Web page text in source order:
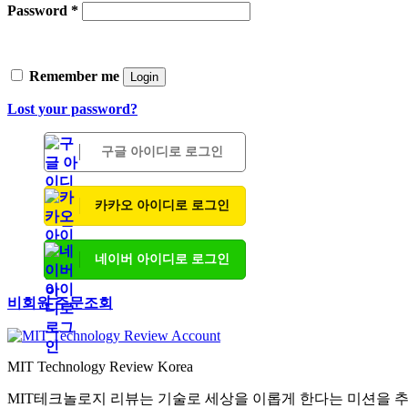
Password *
Remember me Login
Lost your password?
구글 아이디로 로그인
카카오 아이디로 로그인
네이버 아이디로 로그인
비회원 주문조회
MIT Technology Review Korea
MIT테크놀로지 리뷰는 기술로 세상을 이롭게 한다는 미션을